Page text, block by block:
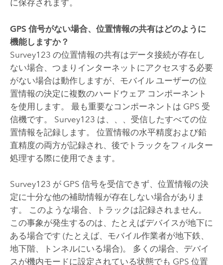
に保存されます。
GPS 信号がない場合、位置情報の共有はどのように
機能しますか？
Survey123 の位置情報の共有はデータ接続が存在し
ない場合、つまりインターネットにアクセスする必要
がない場合は動作しますが、モバイル ユーザーの位
置情報の決定に複数のハードウェア コンポーネント
を使用します。 最も重要なコンポーネントは GPS 受
信機です。 Survey123 は、、、受信したすべての位
置情報を記録します。 位置情報の水平精度および鉛
直精度の両方が記録され、後でトラックをフィルター
処理する際に使用できます。
Survey123 が GPS 信号を受信できず、位置情報の決
定に十分な他の補助情報が存在しない場合がありま
す。 このような場合、トラックは記録されません。
この事象が発生するのは、たとえばデバイスが地下に
ある場合です (たとえば、モバイル作業者が地下鉄、
地下階、トンネルにいる場合)。 多くの場合、デバイ
スが機内モードに設定されている状態でも GPS 位置